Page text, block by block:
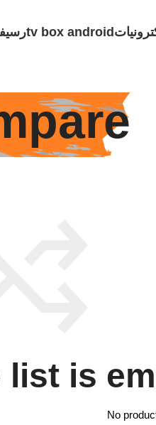
tv box android
list is
No